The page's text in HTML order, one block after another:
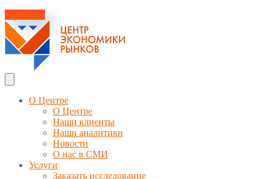
Контакты
О Центре
О Центре
Наши клиенты
Наши аналитики
Новости
О нас в СМИ
Услуги
Заказать исследование